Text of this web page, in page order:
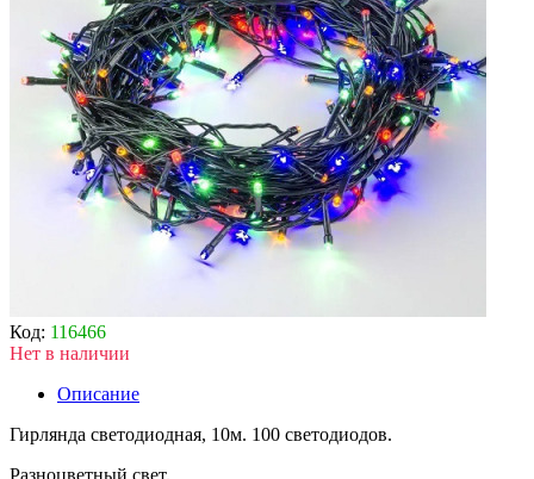
Код: 116466
Нет в наличии
Описание
Гирлянда светодиодная, 10м. 100 светодиодов.
Разноцветный свет.